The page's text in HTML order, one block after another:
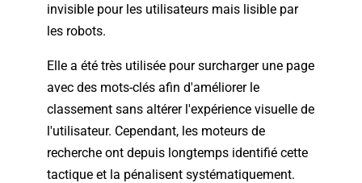
invisible pour les utilisateurs mais lisible par
les robots.
Elle a été très utilisée pour surcharger une page
avec des mots-clés afin d'améliorer le
classement sans altérer l'expérience visuelle de
l'utilisateur. Cependant, les moteurs de
recherche ont depuis longtemps identifié cette
tactique et la pénalisent systématiquement.